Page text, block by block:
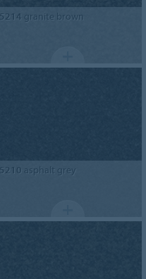
5214 granite brown
5210 asphalt grey